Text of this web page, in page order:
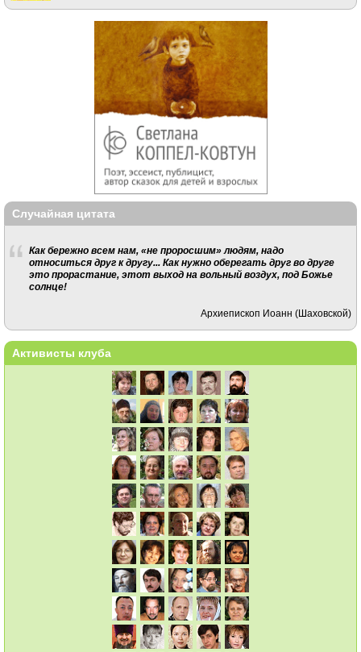
Случайная цитата
Как бережно всем нам, «не проросшим» людям, надо
относиться друг к другу... Как нужно оберегать друг во друге
это прорастание, этот выход на вольный воздух, под Божье
солнце!
Архиепископ Иоанн (Шаховской)
Активисты клуба